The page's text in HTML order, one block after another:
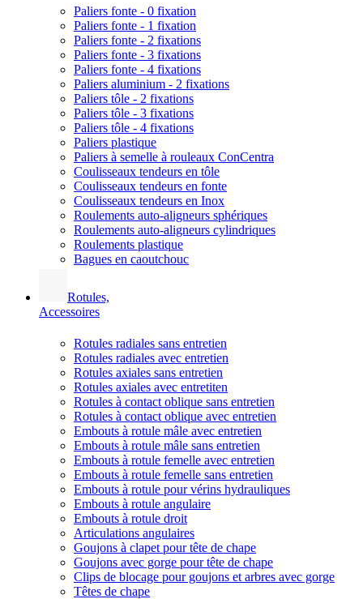
Paliers fonte - 0 fixation
Paliers fonte - 1 fixation
Paliers fonte - 2 fixations
Paliers fonte - 3 fixations
Paliers fonte - 4 fixations
Paliers aluminium - 2 fixations
Paliers tôle - 2 fixations
Paliers tôle - 3 fixations
Paliers tôle - 4 fixations
Paliers plastique
Paliers à semelle à rouleaux ConCentra
Coulisseaux tendeurs en tôle
Coulisseaux tendeurs en fonte
Coulisseaux tendeurs en Inox
Roulements auto-aligneurs sphériques
Roulements auto-aligneurs cylindriques
Roulements plastique
Bagues en caoutchouc
Rotules,
Accessoires
Rotules radiales sans entretien
Rotules radiales avec entretien
Rotules axiales sans entretien
Rotules axiales avec entretiten
Rotules à contact oblique sans entretien
Rotules à contact oblique avec entretien
Embouts à rotule mâle avec entretien
Embouts à rotule mâle sans entretien
Embouts à rotule femelle avec entretien
Embouts à rotule femelle sans entretien
Embouts à rotule pour vérins hydrauliques
Embouts à rotule angulaire
Embouts à rotule droit
Articulations angulaires
Goujons à clapet pour tête de chape
Goujons avec gorge pour tête de chape
Clips de blocage pour goujons et arbres avec gorge
Têtes de chape